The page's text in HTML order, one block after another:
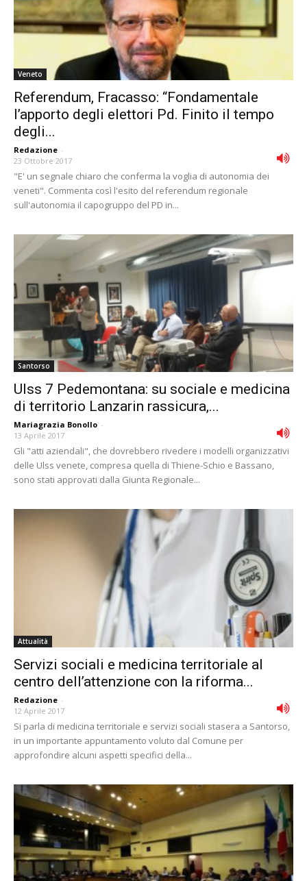
Veneto
Referendum, Fracasso: “Fondamentale
l’apporto degli elettori Pd. Finito il tempo
degli...
Redazione -
23 Ottobre 2017
"E' un segnale chiaro che conferma la voglia di autonomia dei
veneti". Commenta così l'esito del referendum regionale
sull'autonomia il capogruppo del PD in...
Santorso
Ulss 7 Pedemontana: su sociale e medicina
di territorio Lanzarin rassicura,...
Mariagrazia Bonollo -
13 Aprile 2017
Gli "atti aziendali", che dovrebbero rivedere i modelli organizzativi
delle Ulss venete, compresa quella di Thiene-Schio e Bassano,
sono stati approvati dalla Giunta Regionale...
Attualità
Servizi sociali e medicina territoriale al
centro dell’attenzione con la riforma...
Redazione -
12 Aprile 2017
Si parla di medicina territoriale e servizi sociali stasera a Santorso,
in un importante appuntamento voluto dal Comune per
approfondire alcuni aspetti specifici della...